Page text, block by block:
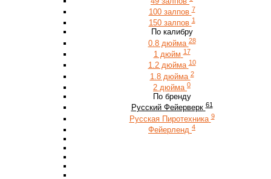
100 залпов 7
150 залпов 1
По калибру
0.8 дюйма 28
1 дюйм 17
1.2 дюйма 10
1.8 дюйма 2
2 дюйма 0
По бренду
Русский Фейерверк 61
Русская Пиротехника 9
Фейерленд 4